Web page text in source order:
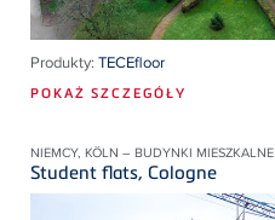
Produkty: TECEfloor
POKAŻ SZCZEGÓŁY
NIEMCY, KÖLN – BUDYNKI MIESZKALNE
Student flats, Cologne